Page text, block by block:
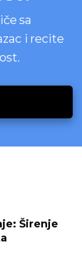
sa
i recite
Širenje